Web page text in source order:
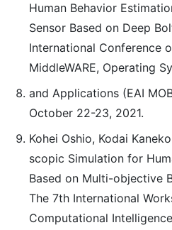
Human Behavior
Sensor Based on Deep
International Conference
MiddleWARE, Operating
and Applications (EAI
October 22-23, 2021.
Kohei Oshio, Kodai
scopic Simulation for
Based on Multi-objective
The 7th International
Computational